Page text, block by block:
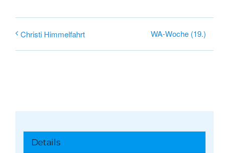
Christi Himmelfahrt WA-Woche (19.)
Details